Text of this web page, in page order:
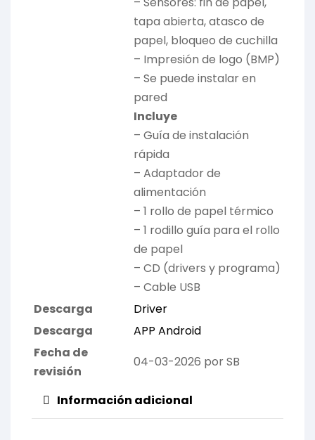
tapa abierta, atasco de
papel, bloqueo de cuchilla
– Impresión de logo (BMP)
– Se puede instalar en
pared
Incluye
– Guía de instalación
rápida
– Adaptador de
alimentación
– 1 rollo de papel térmico
– 1 rodillo guía para el rollo
de papel
– CD (drivers y programa)
– Cable USB
Descarga
Driver
Descarga
APP Android
Fecha de
revisión
04-03-2026 por SB
Información adicional